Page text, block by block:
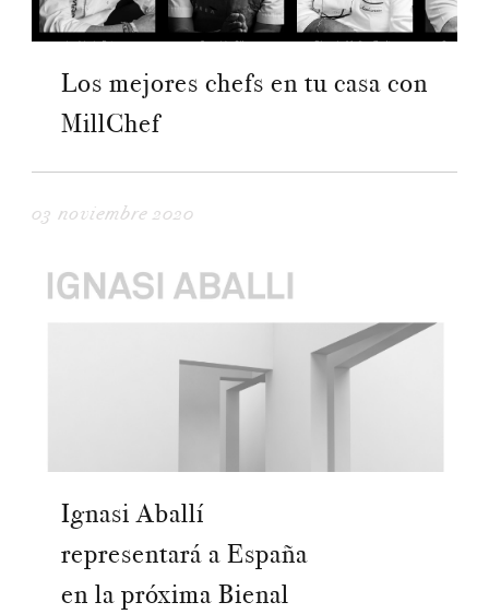
Los mejores chefs en tu casa con
MillChef
03 noviembre 2020
Ignasi Aballí
representará a España
en la próxima Bienal